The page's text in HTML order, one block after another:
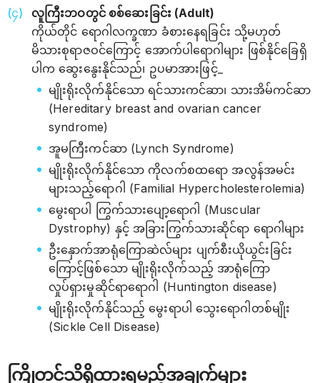
လူကြီးဘဝတွင် စစ်ဆေးခြင်း (Adult)
ကိုယ်တိုင် ရောဂါလက္ခဏာ ခံစားနေရခြင်း သို့မဟုတ်
မိသားစုရာဇဝင်ကြောင့် အောက်ပါရောဂါများ ဖြစ်နိုင်ခြေရှိ
ပါက ဆွေးနွေးနိုင်သည်၊ ဥပမာအားဖြင့်_
မျိုးရိုးလိုက်နိုင်သော ရင်သားကင်ဆာ၊ သားအိမ်ကင်ဆာ
(Hereditary breast and ovarian cancer
syndrome)
အူမကြီးကင်ဆာ (Lynch Syndrome)
မျိုးရိုးလိုက်နိုင်သော ကိုလက်စထရော အလွန်အမင်း
များသည့်ရောဂါ (Familial Hypercholesterolemia)
မွေးရာပါ ကြွက်သားပျော့ရောဂါ (Muscular
Dystrophy) နှင့် အခြားကြွက်သားဆိုင်ရာ ရောဂါများ
ဦးနှောက်အာရုံကြောဆဲလ်များ ပျက်စီးယိုယွင်းခြင်း
ကြောင့်ဖြစ်သော မျိုးရိုးလိုက်သည့် အာရုံကြော
လှုပ်ရှားမှုဆိုင်ရာရောဂါ (Huntington disease)
မျိုးရိုးလိုက်နိုင်သည့် မွေးရာပါ သွေးရောဂါတစ်မျိုး
(Sickle Cell Disease)
ကြိုတင်သိရှိထားရမည့်အချက်များ